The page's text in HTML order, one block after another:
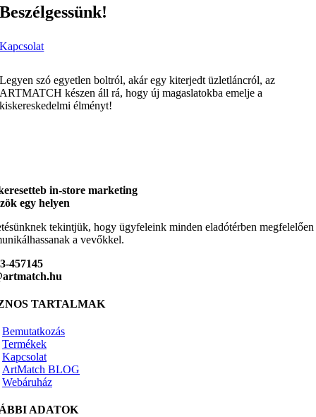
Beszélgessünk!
Kapcsolat
Legyen szó egyetlen boltról, akár egy kiterjedt üzletláncról, az
ARTMATCH készen áll rá, hogy új magaslatokba emelje a
kiskereskedelmi élményt!
in-store marketing
egy helyen
tekintjük, hogy ügyfeleink minden eladótérben megfelelően
a vevőkkel.
457145
TARTALMAK
Bemutatkozás
Termékek
Kapcsolat
ArtMatch BLOG
Webáruház
ADATOK